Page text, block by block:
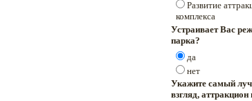
Развитие
комплекса
Устраивает Вас
парка?
да
нет
Укажите самый
взгляд, аттракцион